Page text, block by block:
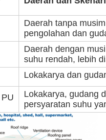
Daerah tanpa
pengolahan dan
Daerah dengan
suhu rendah, lebih
Lokakarya dan
Lokakarya, gudang
persyaratan suhu